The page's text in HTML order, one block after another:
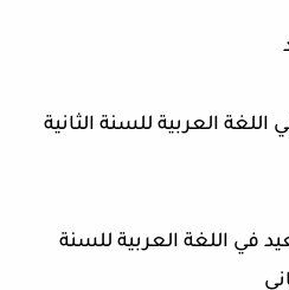
العربية للسنة الثانية
في اللغة العربية للسنة